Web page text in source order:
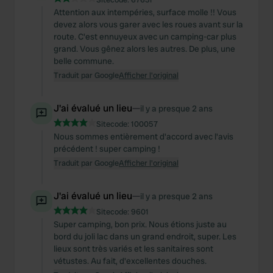
of their services.
Attention aux intempéries, surface molle !! Vous
devez alors vous garer avec les roues avant sur la
route. C'est ennuyeux avec un camping-car plus
grand. Vous gênez alors les autres. De plus, une
belle commune.
Traduit par GoogleAfficher l'original
J'ai évalué un lieu—il y a presque 2 ans
Sitecode: 100057
Nous sommes entièrement d'accord avec l'avis
précédent ! super camping !
Traduit par GoogleAfficher l'original
J'ai évalué un lieu—il y a presque 2 ans
Sitecode: 9601
Super camping, bon prix. Nous étions juste au
bord du joli lac dans un grand endroit, super. Les
lieux sont très variés et les sanitaires sont
vétustes. Au fait, d'excellentes douches.